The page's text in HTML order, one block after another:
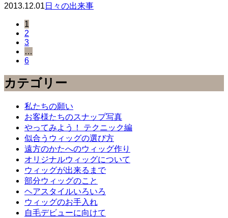
2013.12.01 日々の出来事
1
2
3
…
6
カテゴリー
私たちの願い
お客様たちのスナップ写真
やってみよう！ テクニック編
似合うウィッグの選び方
遠方のかたへのウィッグ作り
オリジナルウィッグについて
ウィッグが出来るまで
部分ウィッグのこと
ヘアスタイルいろいろ
ウィッグのお手入れ
自毛デビューに向けて